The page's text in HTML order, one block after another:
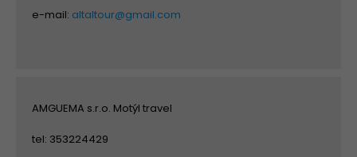
e-mail: altaltour@gmail.com
AMGUEMA s.r.o. Motýl travel
tel: 353224429